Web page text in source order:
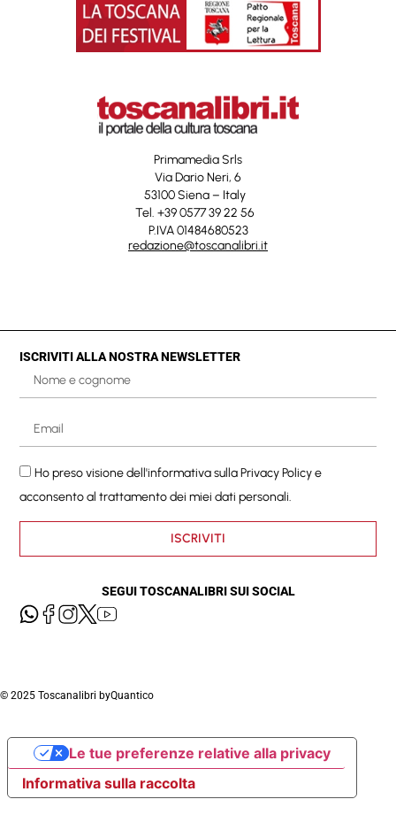
Primamedia Srls
Via Dario Neri, 6
53100 Siena – Italy
Tel. +39 0577 39 22 56
P.IVA 01484680523
redazione@toscanalibri.it
ISCRIVITI ALLA NOSTRA NEWSLETTER
Ho preso visione dell'informativa sullaPrivacy Policye
acconsento al trattamento dei miei dati personali.
ISCRIVITI
SEGUI TOSCANALIBRI SUI SOCIAL
© 2025 Toscanalibri byQuantico
Informativa sulla raccolta
Le tue preferenze relative alla privacy